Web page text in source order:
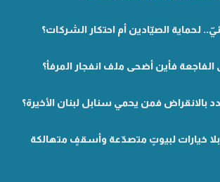
لحماية الصيّادين أم احتكار الشركات؟
فأين أضحى ملف انفجار المرفأ؟
بالانقراض فمن يحمي سنابل لبنان الأخيرة؟
خيارات لبيوتٍ متصدّعة وأسقفٍ متهالكة